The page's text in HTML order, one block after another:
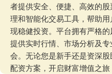
者提供安全、便捷、高效的
理和智能化交易工具，帮助
现稳健投资。平台拥有严格
提供实时行情、市场分析及
会。无论您是新手还是资深
配资方案，开启财富增值之旅